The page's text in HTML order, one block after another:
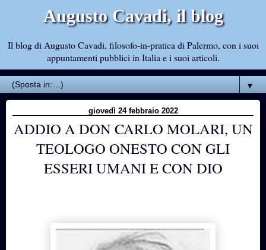
Augusto Cavadi, il blog
Il blog di Augusto Cavadi, filosofo-in-pratica di Palermo, con i suoi
appuntamenti pubblici in Italia e i suoi articoli.
▼
giovedì 24 febbraio 2022
ADDIO A DON CARLO MOLARI, UN
TEOLOGO ONESTO CON GLI
ESSERI UMANI E CON DIO